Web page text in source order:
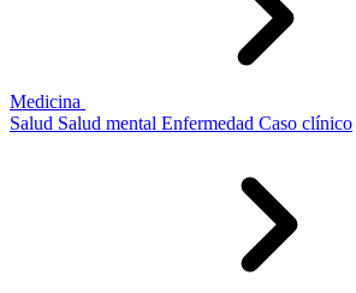
Medicina
Salud Salud mental Enfermedad Caso clínico